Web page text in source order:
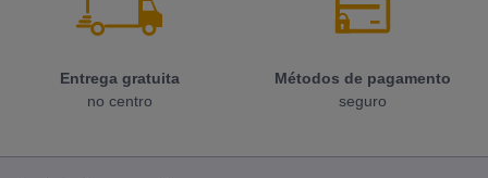
Entrega gratuita
no centro
Métodos de pagamento
seguro